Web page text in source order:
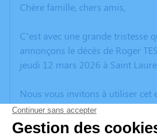
Chère famille, chers amis,
C’est avec une grande tristesse
annonçons le décès de Roger
jeudi 12 mars 2026 à Saint
Nous vous invitons à utiliser cet
vos condoléances, partager des
anecdote ou exprimer vos